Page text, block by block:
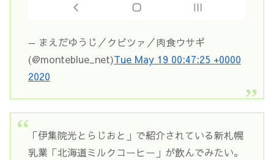
— まえだゆうじ／クビツァ／肉食ウサギ
(@monteblue_net)Tue May 19 00:47:25 +0000
2020
「伊集院光とらじおと」で紹介されている新札幌
乳業「北海道ミルクコーヒー」が飲んでみたい。